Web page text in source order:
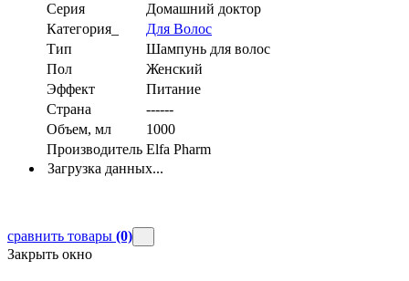
Серия
Домашний доктор
Категория_
Для Волос
Тип
Шампунь для волос
Пол
Женский
Эффект
Питание
Страна
------
Объем, мл
1000
Производитель Elfa Pharm
Загрузка данных...
сравнить товары (0)
Закрыть окно